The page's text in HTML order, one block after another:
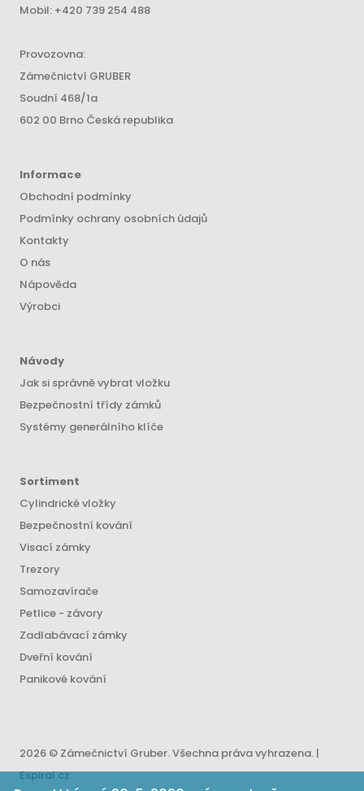
Mobil: +420 739 254 488
Provozovna:
Zámečnictví GRUBER
Soudní 468/1a
602 00 Brno Česká republika
Informace
Obchodní podmínky
Podmínky ochrany osobních údajů
Kontakty
O nás
Nápověda
Výrobci
Návody
Jak si správně vybrat vložku
Bezpečnostní třídy zámků
Systémy generálního klíče
Sortiment
Cylindrické vložky
Bezpečnostní kování
Visací zámky
Trezory
Samozavírače
Petlice - závory
Zadlabávací zámky
Dveřní kování
Panikové kování
2026 © Zámečnictví Gruber. Všechna práva vyhrazena. |
Espiral.cz